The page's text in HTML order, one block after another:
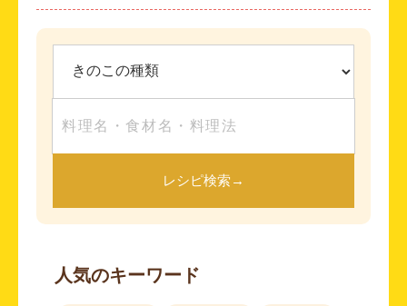
レシピ検索→
人気のキーワード